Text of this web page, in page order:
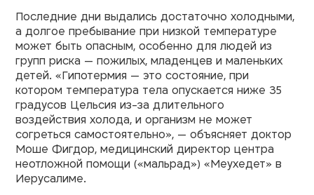
Последние дни выдались достаточно холодными,
а долгое пребывание при низкой температуре
может быть опасным, особенно для людей из
групп риска — пожилых, младенцев и маленьких
детей. «Гипотермия — это состояние, при
котором температура тела опускается ниже 35
градусов Цельсия из-за длительного
воздействия холода, и организм не может
согреться самостоятельно», — объясняет доктор
Моше Фигдор, медицинский директор центра
неотложной помощи («мальрад») «Меухедет» в
Иерусалиме.